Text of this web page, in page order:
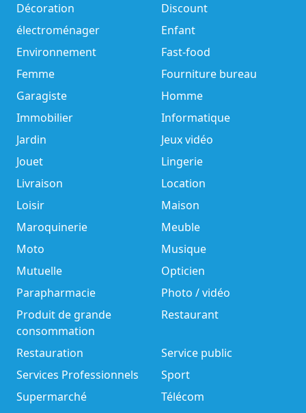
Décoration
Discount
électroménager
Enfant
Environnement
Fast-food
Femme
Fourniture bureau
Garagiste
Homme
Immobilier
Informatique
Jardin
Jeux vidéo
Jouet
Lingerie
Livraison
Location
Loisir
Maison
Maroquinerie
Meuble
Moto
Musique
Mutuelle
Opticien
Parapharmacie
Photo / vidéo
Produit de grande
consommation
Restaurant
Restauration
Service public
Services Professionnels
Sport
Supermarché
Télécom